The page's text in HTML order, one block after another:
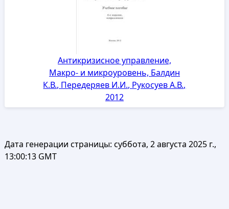
Антикризисное управление,
Макро- и микроуровень, Балдин
К.В., Передеряев И.И., Рукосуев А.В.,
2012
Дата генерации страницы: суббота, 2 августа 2025 г.,
13:00:13 GMT